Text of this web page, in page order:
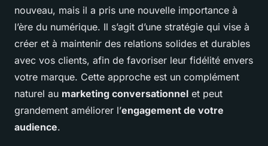
nouveau, mais il a pris une nouvelle importance à
l’ère du numérique. Il s’agit d’une stratégie qui vise à
créer et à maintenir des relations solides et durables
avec vos clients, afin de favoriser leur fidélité envers
votre marque. Cette approche est un complément
naturel au marketing conversationnel et peut
grandement améliorer l’engagement de votre
audience.